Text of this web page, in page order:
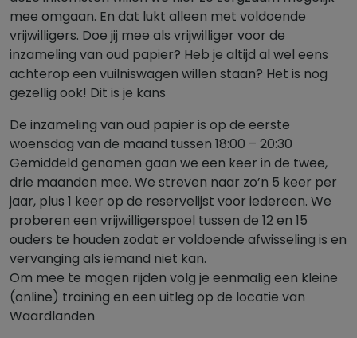
mee omgaan. En dat lukt alleen met voldoende
vrijwilligers. Doe jij mee als vrijwilliger voor de
inzameling van oud papier? Heb je altijd al wel eens
achterop een vuilniswagen willen staan? Het is nog
gezellig ook! Dit is je kans
De inzameling van oud papier is op de eerste
woensdag van de maand tussen 18:00 – 20:30
Gemiddeld genomen gaan we een keer in de twee,
drie maanden mee. We streven naar zo’n 5 keer per
jaar, plus 1 keer op de reservelijst voor iedereen. We
proberen een vrijwilligerspoel tussen de 12 en 15
ouders te houden zodat er voldoende afwisseling is en
vervanging als iemand niet kan.
⁠Om mee te mogen rijden volg je eenmalig een kleine
(online) training en een uitleg op de locatie van
Waardlanden